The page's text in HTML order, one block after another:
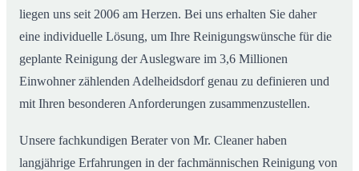
liegen uns seit 2006 am Herzen. Bei uns erhalten Sie daher
eine individuelle Lösung, um Ihre Reinigungswünsche für die
geplante Reinigung der Auslegware im 3,6 Millionen
Einwohner zählenden Adelheidsdorf genau zu definieren und
mit Ihren besonderen Anforderungen zusammenzustellen.
Unsere fachkundigen Berater von Mr. Cleaner haben
langjährige Erfahrungen in der fachmännischen Reinigung von